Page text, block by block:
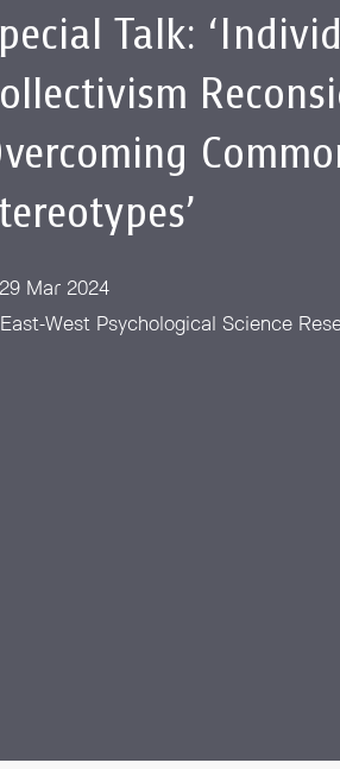
Talk:
29 Mar 2024
East-West Psychological Science